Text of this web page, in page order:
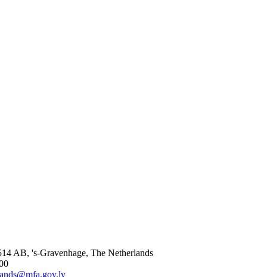
AB, 's-Gravenhage, The Netherlands